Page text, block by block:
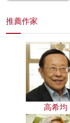
推薦作家
高希均